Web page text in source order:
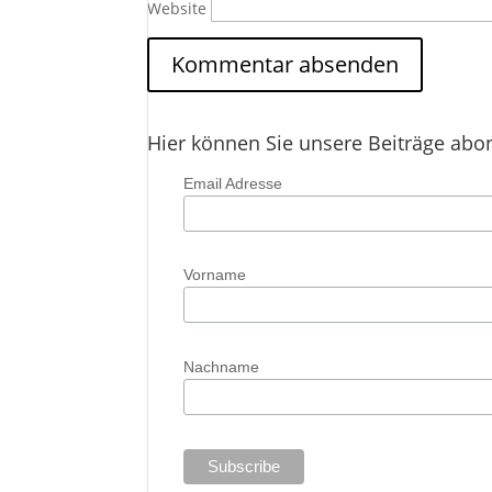
Website
Hier können Sie unsere Beiträge
Email Adresse
Vorname
Nachname